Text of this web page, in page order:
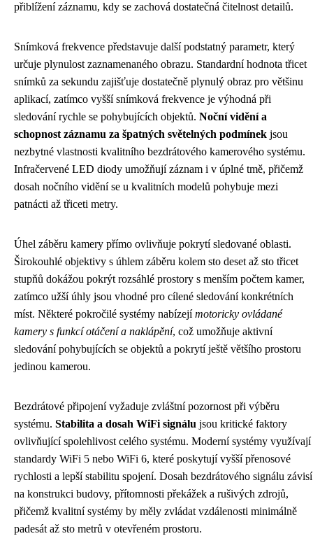
přiblížení záznamu, kdy se zachová dostatečná čitelnost detailů.
Snímková frekvence představuje další podstatný parametr, který
určuje plynulost zaznamenaného obrazu. Standardní hodnota třicet
snímků za sekundu zajišťuje dostatečně plynulý obraz pro většinu
aplikací, zatímco vyšší snímková frekvence je výhodná při
sledování rychle se pohybujících objektů. Noční vidění a
schopnost záznamu za špatných světelných podmínek jsou
nezbytné vlastnosti kvalitního bezdrátového kamerového systému.
Infračervené LED diody umožňují záznam i v úplné tmě, přičemž
dosah nočního vidění se u kvalitních modelů pohybuje mezi
patnácti až třiceti metry.
Úhel záběru kamery přímo ovlivňuje pokrytí sledované oblasti.
Širokouhlé objektivy s úhlem záběru kolem sto deset až sto třicet
stupňů dokážou pokrýt rozsáhlé prostory s menším počtem kamer,
zatímco užší úhly jsou vhodné pro cílené sledování konkrétních
míst. Některé pokročilé systémy nabízejímotoricky ovládané
kamery s funkcí otáčení a naklápění, což umožňuje aktivní
sledování pohybujících se objektů a pokrytí ještě většího prostoru
jedinou kamerou.
Bezdrátové připojení vyžaduje zvláštní pozornost při výběru
systému. Stabilita a dosah WiFi signálu jsou kritické faktory
ovlivňující spolehlivost celého systému. Moderní systémy využívají
standardy WiFi 5 nebo WiFi 6, které poskytují vyšší přenosové
rychlosti a lepší stabilitu spojení. Dosah bezdrátového signálu závisí
na konstrukci budovy, přítomnosti překážek a rušivých zdrojů,
přičemž kvalitní systémy by měly zvládat vzdálenosti minimálně
padesát až sto metrů v otevřeném prostoru.